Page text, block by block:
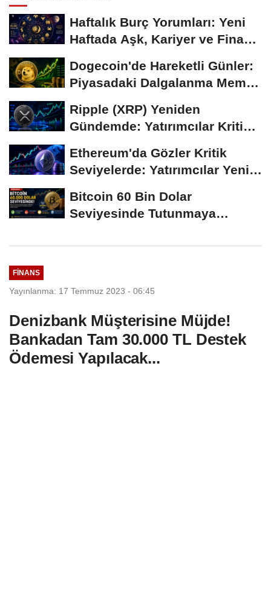
Haftalık Burç Yorumları: Yeni
Haftada Aşk, Kariyer ve Finans
Dogecoin'de Hareketli Günler:
Piyasadaki Dalgalanma Meme
Ripple (XRP) Yeniden
Gündemde: Yatırımcılar Kritik
Ethereum'da Gözler Kritik
Seviyelerde: Yatırımcılar Yeni
Bitcoin 60 Bin Dolar
Seviyesinde Tutunmaya
FINANS
Yayınlanma: 17 Temmuz 2023 - 06:45
Denizbank Müşterisine Müjde!
Bankadan Tam 30.000 TL Destek
Ödemesi Yapılacak...